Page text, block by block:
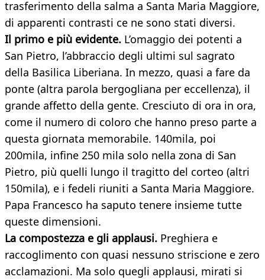
trasferimento della salma a Santa Maria Maggiore,
di apparenti contrasti ce ne sono stati diversi.
Il primo e più evidente. L’omaggio dei potenti a
San Pietro, l’abbraccio degli ultimi sul sagrato
della Basilica Liberiana. In mezzo, quasi a fare da
ponte (altra parola bergogliana per eccellenza), il
grande affetto della gente. Cresciuto di ora in ora,
come il numero di coloro che hanno preso parte a
questa giornata memorabile. 140mila, poi
200mila, infine 250 mila solo nella zona di San
Pietro, più quelli lungo il tragitto del corteo (altri
150mila), e i fedeli riuniti a Santa Maria Maggiore.
Papa Francesco ha saputo tenere insieme tutte
queste dimensioni.
La compostezza e gli applausi. Preghiera e
raccoglimento con quasi nessuno striscione e zero
acclamazioni. Ma solo quegli applausi, mirati si